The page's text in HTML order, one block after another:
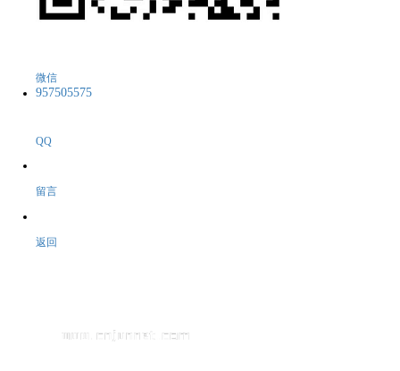
微信
957505575
QQ
留言
返回